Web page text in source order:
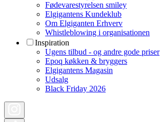
Fødevarestyrelsen smiley
Elgigantens Kundeklub
Om Elgiganten Erhverv
Whistleblowing i organisationen
Inspiration
Ugens tilbud - og andre gode priser
Epoq køkken & bryggers
Elgigantens Magasin
Udsalg
Black Friday 2026